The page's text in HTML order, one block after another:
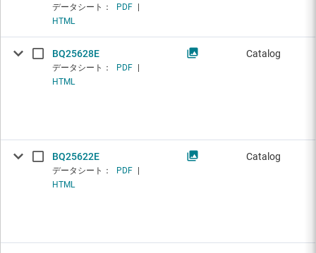
データシート： PDF
HTML
BQ25628E
データシート： PDF
HTML
Catalog
BQ25622E
データシート： PDF
HTML
Catalog